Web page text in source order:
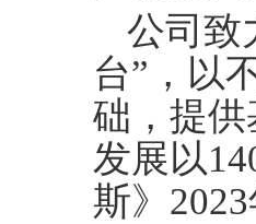
公司致
台”，以
础，提
发展以
斯》